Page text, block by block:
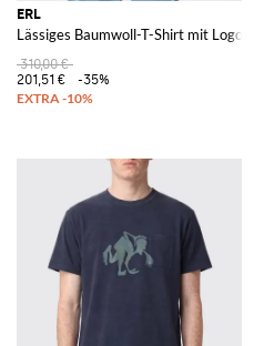
ERL
Lässiges Baumwoll-T-Shirt mit Logo
310,00 €
201,51 €
-35%